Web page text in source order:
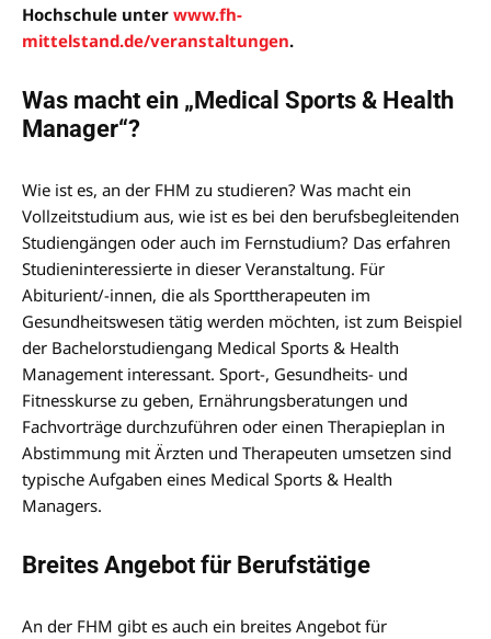
Hochschule unter www.fh-
mittelstand.de/veranstaltungen.
Was macht ein „Medical Sports & Health
Manager“?
Wie ist es, an der FHM zu studieren? Was macht ein
Vollzeitstudium aus, wie ist es bei den berufsbegleitenden
Studiengängen oder auch im Fernstudium? Das erfahren
Studieninteressierte in dieser Veranstaltung. Für
Abiturient/-innen, die als Sporttherapeuten im
Gesundheitswesen tätig werden möchten, ist zum Beispiel
der Bachelorstudiengang Medical Sports & Health
Management interessant. Sport-, Gesundheits- und
Fitnesskurse zu geben, Ernährungsberatungen und
Fachvorträge durchzuführen oder einen Therapieplan in
Abstimmung mit Ärzten und Therapeuten umsetzen sind
typische Aufgaben eines Medical Sports & Health
Managers.
Breites Angebot für Berufstätige
An der FHM gibt es auch ein breites Angebot für